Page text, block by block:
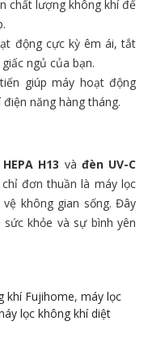
chất lượng không khí để
động cực kỳ êm ái, tắt
ngủ của bạn.
giúp máy hoạt động
năng hàng tháng.
H13 và đèn UV-C
đơn thuần là máy lọc
không gian sống. Đây
khỏe và sự bình yên
khí Fujihome, máy lọc
lọc không khí diệt